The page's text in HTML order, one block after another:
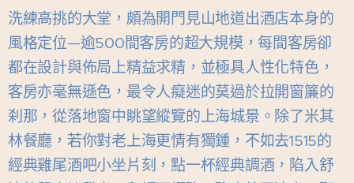
洗練高挑的大堂，頗為開門見山地道出酒店本身的
風格定位—逾500間客房的超大規模，每間客房卻
都在設計與佈局上精益求精，並極具人性化特色，
客房亦毫無遜色，最令人癡迷的莫過於拉開窗簾的
刹那，從落地窗中眺望縱覽的上海城景。除了米其
林餐廳，若你對老上海更情有獨鍾，不如去1515的
經典雞尾酒吧小坐片刻，點一杯經典調酒，陷入舒